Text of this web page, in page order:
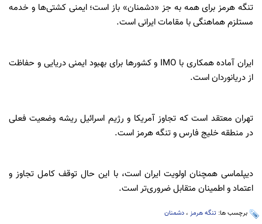
تنگه هرمز برای همه به جز «دشمنان» باز است؛ ایمنی کشتی‌ها و خدمه
مستلزم هماهنگی با مقامات ایرانی است.
ایران آماده همکاری با IMO و کشورها برای بهبود ایمنی دریایی و حفاظت
از دریانوردان است.
تهران معتقد است که تجاوز آمریکا و رژیم اسرائیل ریشه وضعیت فعلی
در منطقه خلیج فارس و تنگه هرمز است.
دیپلماسی همچنان اولویت ایران است، با این حال توقف کامل تجاوز و
اعتماد و اطمینان متقابل ضروری‌تر است.
برچسب ها: تنگه هرمز ، دشمنان